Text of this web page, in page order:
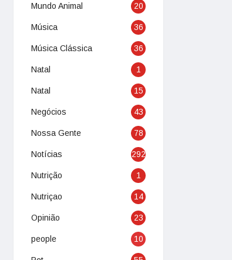
Mundo Animal 20
Música 36
Música Clássica 36
Natal 1
Natal 15
Negócios 43
Nossa Gente 78
Notícias 292
Nutrição 1
Nutriçao 14
Opinião 23
people 10